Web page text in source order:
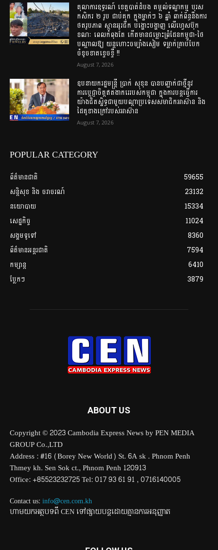
តុលាការឧទ្ធរណ៍ ខេត្តបាត់ដំបង តម្កល់ទណ្ឌកម្ម បុរស
កសិករ ២ រូប ជាប់គុក ក្នុងម្នាក់ៗ ៦ ឆ្នាំ ពាក់ព័ន្ធនឹងការ
ថតរូបភាព ស្ពានអូរជីក បង្ហោះបង្ហាញ លើហ្វេសប៊ុក
ខណៈ ពេលកំពុងតែ កើតមានជម្លោះព្រំដែនកម្ពុជា-ថៃ
បណ្តាលឱ្យ យន្តហោះចម្បាំងសៀម ទម្លាក់គ្រាប់បែក
ចំខូចខាតខ្ទេចខ្ទី !!
August 7, 2026
ឧបនាយករដ្ឋមន្ត្រី ប្រាក់ សុខុន បានបញ្ជាក់ជាថ្មីនូវ
ការប្តេជ្ញាចិត្តឥតងាករេរបស់កម្ពុជា ក្នុងការបន្តធ្វើការ
យ៉ាងជិតស្និទ្ធជាមួយបណ្ដាប្រទេសសមាជិកអាស៊ាន និង
ដៃគូខាងក្រៅរបស់អាស៊ាន
August 7, 2026
POPULAR CATEGORY
ព័ត៌មានជាតិ
59655
សន្តិសុខ និង ចរាចរណ៍
23132
នយោបាយ
15334
សេដ្ឋកិច្ច
11024
សង្គមទូទៅ
8360
ព័ត៌មានអន្តរជាតិ
7594
កម្សាន្ត
6410
ប្លែកៗ
3879
ABOUT US
Copyright © 2023 Cambodia Express News by PEN MEDIA
GROUP Co.,LTD
Address : #16 (Borey New World) St. 6A sk . Phnom Penh
Thmey kh. Sen Sok ct., Phnom Penh 120913
Office: +85523232725 Tel: 017 93 61 91 , 0716140005
Contact us: info@cen.com.kh
ហាមយកអត្ថបទពី CEN ទៅផ្សាយបន្តដោយគ្មានការអនុញ្ញាត